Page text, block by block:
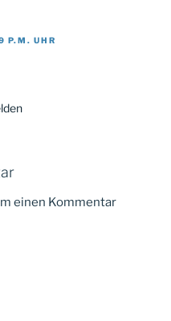
P.M. UHR
einen Kommentar